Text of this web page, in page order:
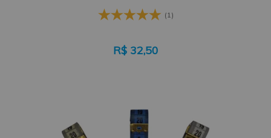
(1)
R$ 32,50